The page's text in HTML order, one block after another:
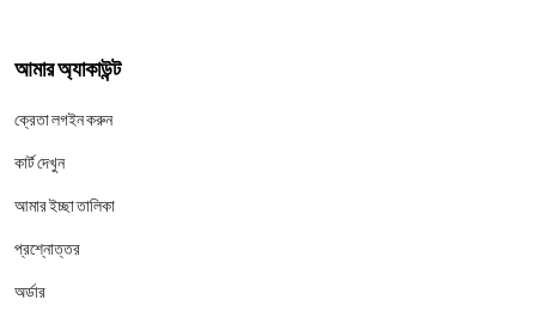
আমার অ্যাকাউন্ট
ক্রেতা লগইন করুন
কার্ট দেখুন
আমার ইচ্ছা তালিকা
প্রশ্নোত্তর
অর্ডার